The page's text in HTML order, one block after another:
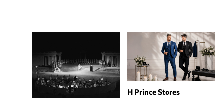
Η Prince Stores